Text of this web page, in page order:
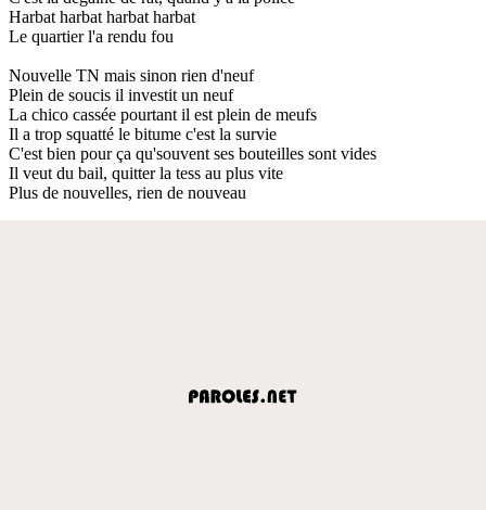
Harbat harbat harbat harbat
Le quartier l'a rendu fou
Nouvelle TN mais sinon rien d'neuf
Plein de soucis il investit un neuf
La chico cassée pourtant il est plein de meufs
Il a trop squatté le bitume c'est la survie
C'est bien pour ça qu'souvent ses bouteilles sont vides
Il veut du bail, quitter la tess au plus vite
Plus de nouvelles, rien de nouveau